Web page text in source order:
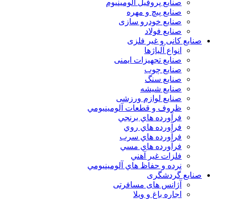
صنایع پروفیل آلومینیوم
صنایع پیچ و مهره
صنایع خودرو سازی
صنایع فولاد
صنایع کانی و غیر فلزی
انواع آلياژها
صنایع تجهیزات ایمنی
صنایع چوب
صنایع سنگ
صنایع شیشه
صنایع لوازم ورزشی
ظروف و قطعات آلومينيومي
فرآورده هاي برنجي
فرآورده هاي روي
فرآورده هاي سرب
فرآورده هاي مسي
فلزات غير آهني
نرده و حفاظ هاي آلومينيومي
صنایع گردشگری
آژانس های مسافرتی
اجاره باغ و ویلا